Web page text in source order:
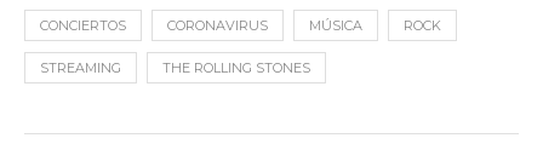
CONCIERTOS CORONAVIRUS MÚSICA ROCK
STREAMING THE ROLLING STONES